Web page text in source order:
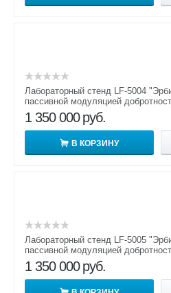
Лабораторный стенд LF-5004
пассивной модуляцией
1 350 000 руб.
В КОРЗИНУ
Лабораторный стенд LF-5005
пассивной модуляцией
1 350 000 руб.